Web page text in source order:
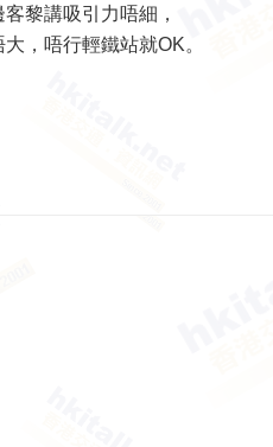
黎講吸引力唔細，
，唔行輕鐵站就OK。